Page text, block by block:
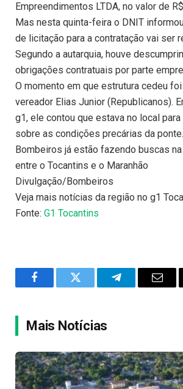
Empreendimentos LTDA, no valor de
Mas nesta quinta-feira o DNIT
de licitação para a contratação vai ser
Segundo a autarquia, houve
obrigações contratuais por parte
O momento em que estrutura cedeu
vereador Elias Junior (Republicanos).
g1, ele contou que estava no local
sobre as condições precárias da ponte.
Bombeiros já estão fazendo buscas
entre o Tocantins e o Maranhão
Divulgação/Bombeiros
Veja mais notícias da região no g1
Fonte: G1 Tocantins
FacebookTwitter TelegramEmail
Mais Notícias